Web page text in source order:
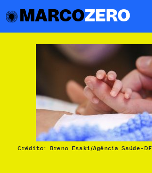
MARCOZERO
Crédito: Breno Esaki/Agência Saúde-DF